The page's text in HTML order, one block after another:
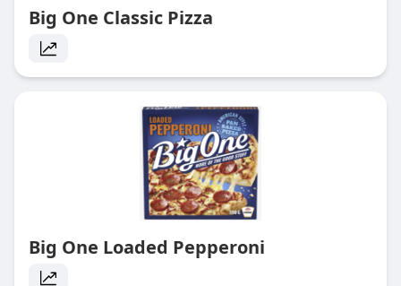
Big One Classic Pizza
Big One Loaded Pepperoni